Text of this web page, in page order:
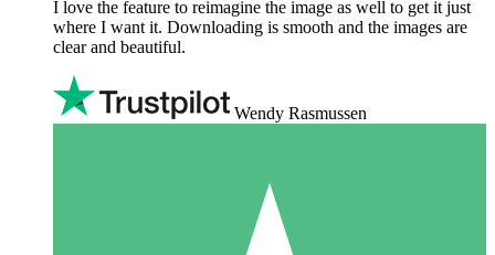
I love the feature to reimagine the image as well to get it just
where I want it. Downloading is smooth and the images are
clear and beautiful.
Wendy Rasmussen